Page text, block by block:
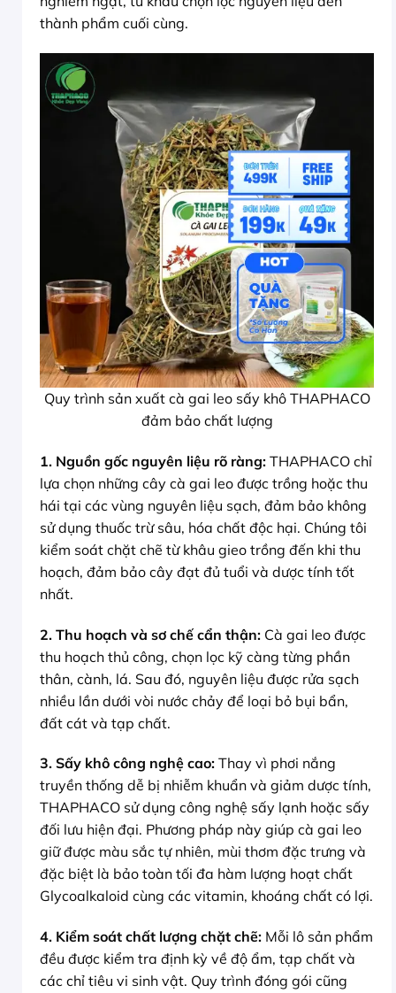
thành phẩm cuối cùng.
Quy trình sản xuất cà gai leo sấy khô THAPHACO
đảm bảo chất lượng
1. Nguồn gốc nguyên liệu rõ ràng: THAPHACO chỉ
lựa chọn những cây cà gai leo được trồng hoặc thu
hái tại các vùng nguyên liệu sạch, đảm bảo không
sử dụng thuốc trừ sâu, hóa chất độc hại. Chúng tôi
kiểm soát chặt chẽ từ khâu gieo trồng đến khi thu
hoạch, đảm bảo cây đạt đủ tuổi và dược tính tốt
nhất.
2. Thu hoạch và sơ chế cẩn thận: Cà gai leo được
thu hoạch thủ công, chọn lọc kỹ càng từng phần
thân, cành, lá. Sau đó, nguyên liệu được rửa sạch
nhiều lần dưới vòi nước chảy để loại bỏ bụi bẩn,
đất cát và tạp chất.
3. Sấy khô công nghệ cao: Thay vì phơi nắng
truyền thống dễ bị nhiễm khuẩn và giảm dược tính,
THAPHACO sử dụng công nghệ sấy lạnh hoặc sấy
đối lưu hiện đại. Phương pháp này giúp cà gai leo
giữ được màu sắc tự nhiên, mùi thơm đặc trưng và
đặc biệt là bảo toàn tối đa hàm lượng hoạt chất
Glycoalkaloid cùng các vitamin, khoáng chất có lợi.
4. Kiểm soát chất lượng chặt chẽ: Mỗi lô sản phẩm
đều được kiểm tra định kỳ về độ ẩm, tạp chất và
các chỉ tiêu vi sinh vật. Quy trình đóng gói cũng